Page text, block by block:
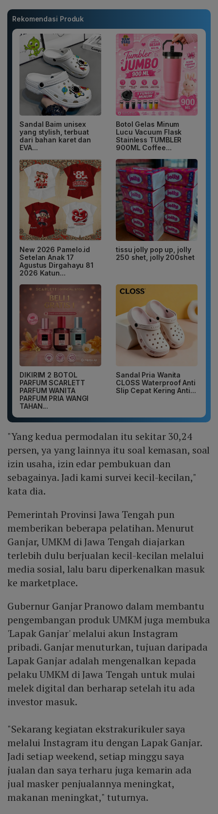
Rekomendasi Produk
Sandal Baim unisex
yang stylish, terbuat
dari bahan karet dan
EVA...
Botol Gelas Minum
Lucu Vacuum Flask
Stainless TUMBLER
900ML Coffee...
New 2026 Pamelo.id
Setelan Anak 17
Agustus Dirgahayu 81
2026 Katun...
tissu jolly pop up, jolly
250 shet, jolly 200shet
DIKIRIM 2 BOTOL
PARFUM SCARLETT
PARFUM WANITA
PARFUM PRIA WANGI
TAHAN...
Sandal Pria Wanita
CLOSS Waterproof Anti
Slip Cepat Kering Anti...
"Yang kedua permodalan itu sekitar 30,24
persen, ya yang lainnya itu soal kemasan, soal
izin usaha, izin edar pembukuan dan
sebagainya. Jadi kami survei kecil-kecilan,"
kata dia.
Pemerintah Provinsi Jawa Tengah pun
memberikan beberapa pelatihan. Menurut
Ganjar, UMKM di Jawa Tengah diajarkan
terlebih dulu berjualan kecil-kecilan melalui
media sosial, lalu baru diperkenalkan masuk
ke marketplace.
Gubernur Ganjar Pranowo dalam membantu
pengembangan produk UMKM juga membuka
'Lapak Ganjar' melalui akun Instagram
pribadi. Ganjar menuturkan, tujuan daripada
Lapak Ganjar adalah mengenalkan kepada
pelaku UMKM di Jawa Tengah untuk mulai
melek digital dan berharap setelah itu ada
investor masuk.
"Sekarang kegiatan ekstrakurikuler saya
melalui Instagram itu dengan Lapak Ganjar.
Jadi setiap weekend, setiap minggu saya
jualan dan saya terharu juga kemarin ada
jual masker penjualannya meningkat,
makanan meningkat," tuturnya.